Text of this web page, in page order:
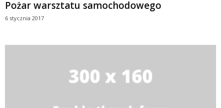
Pożar warsztatu samochodowego
6 stycznia 2017